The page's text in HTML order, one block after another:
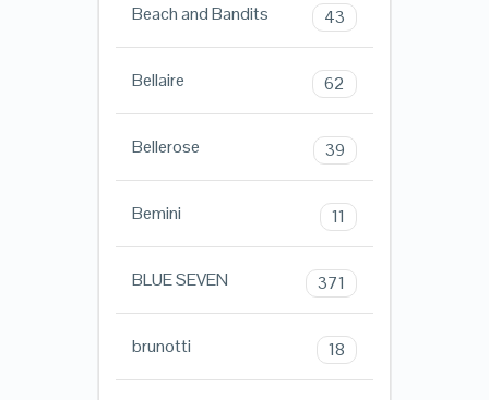
Beach and Bandits 43
Bellaire 62
Bellerose 39
Bemini 11
BLUE SEVEN 371
brunotti 18